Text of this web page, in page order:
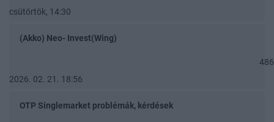
csütörtök, 14:30
(Akko) Neo- Invest(Wing)
486
2026. 02. 21. 18:56
OTP Singlemarket problémák, kérdések